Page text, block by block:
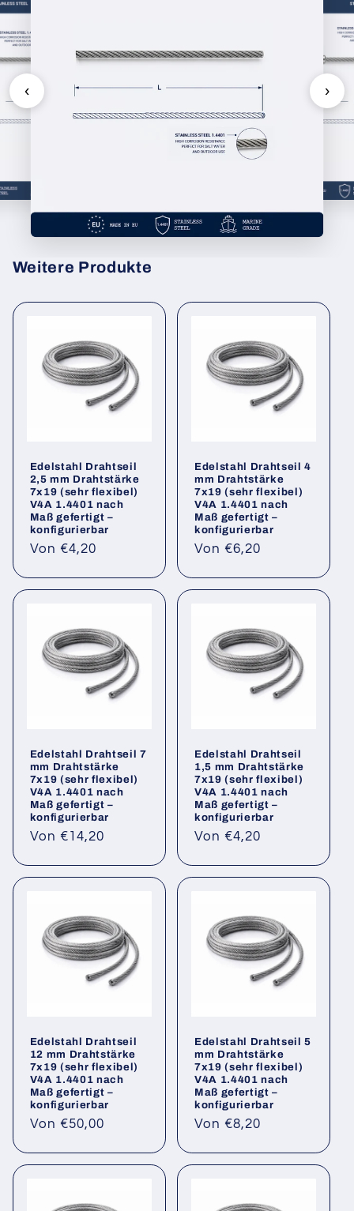
‹ ›
Weitere Produkte
Edelstahl Drahtseil
2,5 mm Drahtstärke
7x19 (sehr flexibel)
V4A 1.4401 nach
Maß gefertigt –
konfigurierbar
Normaler
Von €4,20
Edelstahl Drahtseil 4
mm Drahtstärke
7x19 (sehr flexibel)
V4A 1.4401 nach
Maß gefertigt –
konfigurierbar
Normaler
Von €6,20
Edelstahl Drahtseil 7
mm Drahtstärke
7x19 (sehr flexibel)
V4A 1.4401 nach
Maß gefertigt –
konfigurierbar
Normaler
Von €14,20
Edelstahl Drahtseil
1,5 mm Drahtstärke
7x19 (sehr flexibel)
V4A 1.4401 nach
Maß gefertigt –
konfigurierbar
Normaler
Von €4,20
Edelstahl Drahtseil
12 mm Drahtstärke
7x19 (sehr flexibel)
V4A 1.4401 nach
Maß gefertigt –
konfigurierbar
Normaler
Von €50,00
Edelstahl Drahtseil 5
mm Drahtstärke
7x19 (sehr flexibel)
V4A 1.4401 nach
Maß gefertigt –
konfigurierbar
Normaler
Von €8,20